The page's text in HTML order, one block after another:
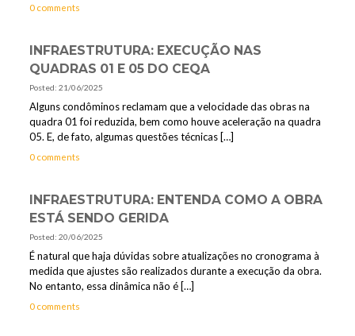
0 comments
INFRAESTRUTURA: EXECUÇÃO NAS
QUADRAS 01 E 05 DO CEQA
Posted: 21/06/2025
Alguns condôminos reclamam que a velocidade das obras na
quadra 01 foi reduzida, bem como houve aceleração na quadra
05. E, de fato, algumas questões técnicas[…]
0 comments
INFRAESTRUTURA: ENTENDA COMO A OBRA
ESTÁ SENDO GERIDA
Posted: 20/06/2025
É natural que haja dúvidas sobre atualizações no cronograma à
medida que ajustes são realizados durante a execução da obra.
No entanto, essa dinâmica não é[…]
0 comments